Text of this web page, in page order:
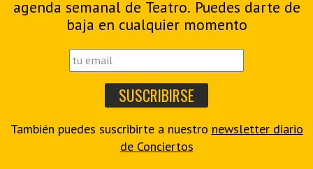
agenda semanal de Teatro. Puedes darte de
baja en cualquier momento
También puedes suscribirte a nuestro newsletter diario
de Conciertos